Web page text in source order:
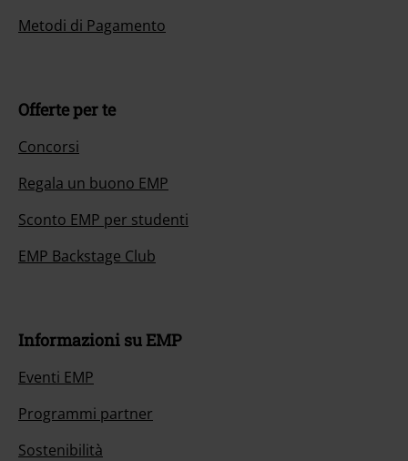
Metodi di Pagamento
Offerte per te
Concorsi
Regala un buono EMP
Sconto EMP per studenti
EMP Backstage Club
Informazioni su EMP
Eventi EMP
Programmi partner
Sostenibilità